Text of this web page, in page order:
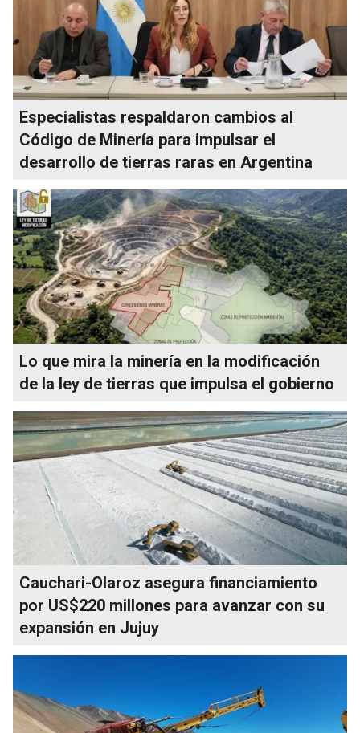
Especialistas respaldaron cambios al
Código de Minería para impulsar el
desarrollo de tierras raras en Argentina
Lo que mira la minería en la modificación
de la ley de tierras que impulsa el gobierno
Cauchari-Olaroz asegura financiamiento
por US$220 millones para avanzar con su
expansión en Jujuy